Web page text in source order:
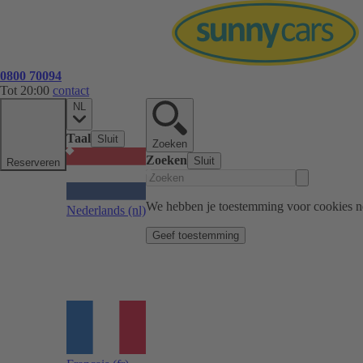
0800 70094
Tot 20:00 contact
Reserveren
NL
Taal Sluit
Nederlands (nl)
Zoeken
Zoeken Sluit
We hebben je toestemming voor cookies
Geef toestemming